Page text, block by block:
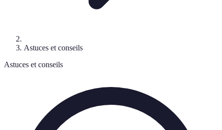
Astuces et conseils
Astuces et conseils